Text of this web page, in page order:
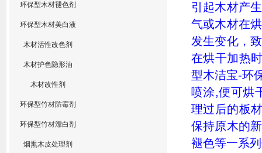
环保型木材褪色剂
环保型木材美白液
木材活性改色剂
木材护色隐形油
木材改性剂
环保型竹材防霉剂
环保型竹材漂白剂
烟熏木皮处理剂
引起木材产
气或木材在
发生变化，
在烘干加热
型木洁宝-环
喷涂,便可烘
理过后的板
保持原木的
褪色等一系